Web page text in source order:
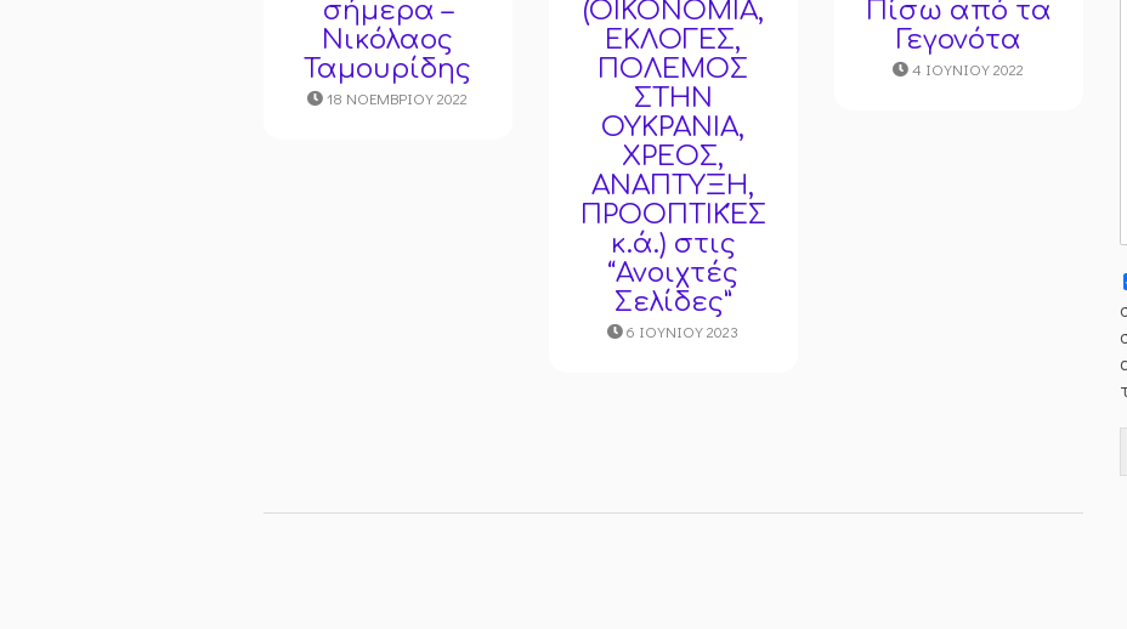
σήμερα –
Νικόλαος
Ταμουρίδης
18 ΝΟΕΜΒΡΊΟΥ 2022
(ΟΙΚΟΝΟΜΙΑ,
ΕΚΛΟΓΕΣ,
ΠΟΛΕΜΟΣ
ΣΤΗΝ
ΟΥΚΡΑΝΙΑ,
ΧΡΕΟΣ,
ΑΝΑΠΤΥΞΗ,
ΠΡΟΟΠΤΙΚΈΣ
κ.ά.) στις
“Ανοιχτές
Σελίδες”
6 ΙΟΥΝΊΟΥ 2023
Πίσω από τα
Γεγονότα
4 ΙΟΥΝΊΟΥ 2022